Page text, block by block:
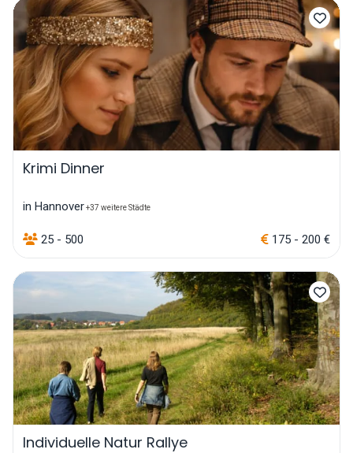
Krimi Dinner
in Hannover+37 weitere Städte
25 - 500 175 - 200 €
Individuelle Natur Rallye